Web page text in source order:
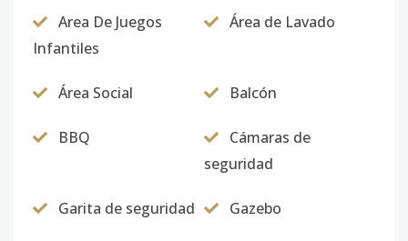
102
Código
Area De Juegos
Infantiles
Área de Lavado
Área Social Balcón
BBQ
Cámaras de
seguridad
Garita de seguridad Gazebo